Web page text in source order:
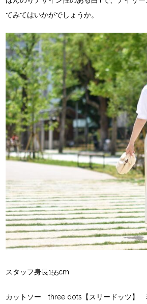
てみてはいかがでしょうか。
スタッフ身長155cm
カットソー three dots【スリードッツ】